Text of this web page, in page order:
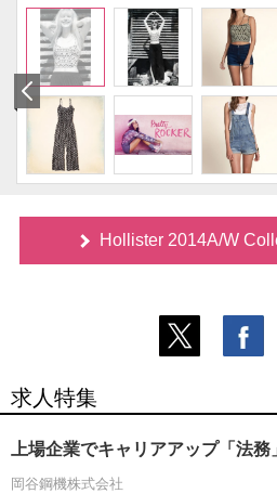
Hollister 2014A/W
求人特集
上場企業でキャリアアップ「法
岡谷鋼機株式会社